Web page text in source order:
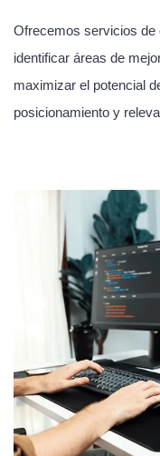
Ofrecemos servicios de
identificar áreas de
maximizar el potencial
posicionamiento y